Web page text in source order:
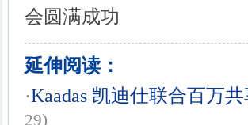
会圆满成功
延伸阅读：
·Kaadas 凯迪仕联合百万